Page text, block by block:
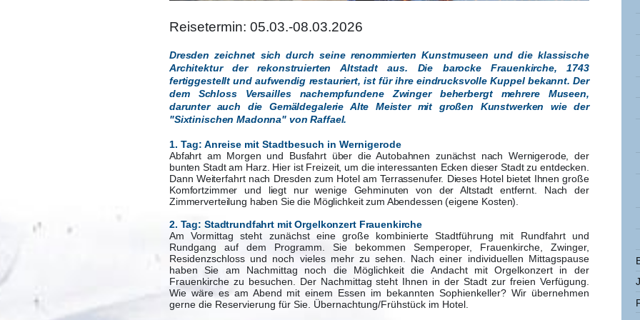
Reisetermin: 05.03.-08.03.2026
Dresden zeichnet sich durch seine renommierten Kunstmuseen und die klassische
Architektur der rekonstruierten Altstadt aus. Die barocke Frauenkirche, 1743
fertiggestellt und aufwendig restauriert, ist für ihre eindrucksvolle Kuppel bekannt. Der
dem Schloss Versailles nachempfundene Zwinger beherbergt mehrere Museen,
darunter auch die Gemäldegalerie Alte Meister mit großen Kunstwerken wie der
"Sixtinischen Madonna" von Raffael.
1. Tag: Anreise mit Stadtbesuch in Wernigerode
Abfahrt am Morgen und Busfahrt über die Autobahnen zunächst nach Wernigerode, der
bunten Stadt am Harz. Hier ist Freizeit, um die interessanten Ecken dieser Stadt zu entdecken.
Dann Weiterfahrt nach Dresden zum Hotel am Terrassenufer. Dieses Hotel bietet Ihnen große
Komfortzimmer und liegt nur wenige Gehminuten von der Altstadt entfernt. Nach der
Zimmerverteilung haben Sie die Möglichkeit zum Abendessen (eigene Kosten).
2. Tag: Stadtrundfahrt mit Orgelkonzert Frauenkirche
Am Vormittag steht zunächst eine große kombinierte Stadtführung mit Rundfahrt und
Rundgang auf dem Programm. Sie bekommen Semperoper, Frauenkirche, Zwinger,
Residenzschloss und noch vieles mehr zu sehen. Nach einer individuellen Mittagspause
haben Sie am Nachmittag noch die Möglichkeit die Andacht mit Orgelkonzert in der
Frauenkirche zu besuchen. Der Nachmittag steht Ihnen in der Stadt zur freien Verfügung.
Wie wäre es am Abend mit einem Essen im bekannten Sophienkeller? Wir übernehmen
gerne die Reservierung für Sie. Übernachtung/Frühstück im Hotel.